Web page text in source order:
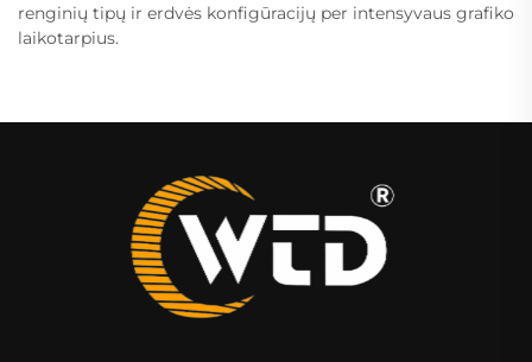
renginių tipų ir erdvės konfigūracijų per intensyvaus grafiko
laikotarpius.